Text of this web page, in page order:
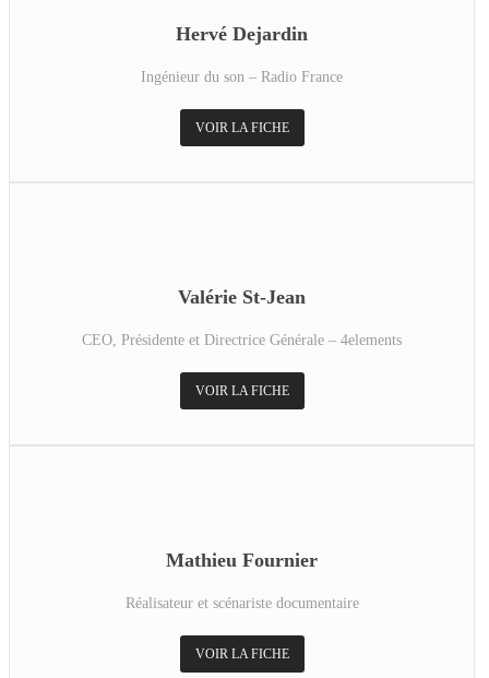
Hervé Dejardin
Ingénieur du son – Radio France
VOIR LA FICHE
Valérie St-Jean
CEO, Présidente et Directrice Générale – 4elements
VOIR LA FICHE
Mathieu Fournier
Réalisateur et scénariste documentaire
VOIR LA FICHE